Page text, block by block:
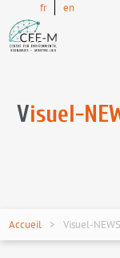
fr en
Visuel-
Accueil Visuel-